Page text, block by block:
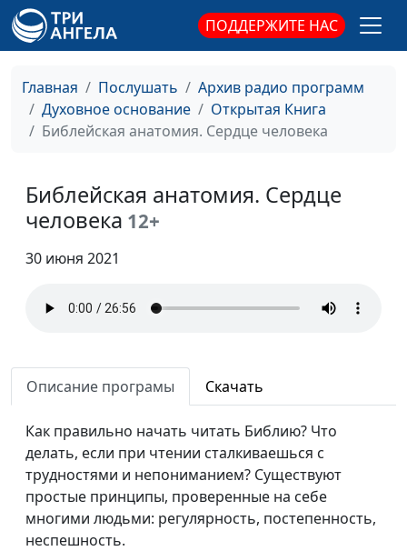
ПОДДЕРЖИТЕ НАС
Главная Послушать
Архив радио программ
Духовное основание
Открытая Книга
Библейская анатомия. Сердце человека
Библейская анатомия. Сердце
человека 12+
30 июня 2021
Описание програмы Скачать
Как правильно начать читать Библию? Что
делать, если при чтении сталкиваешься с
трудностями и непониманием? Существуют
простые принципы, проверенные на себе
многими людьми: регулярность, постепенность,
неспешность.
священнослужитель
дух
Сергей Никулин,
священнослужитель
Сила Божьего Слова
Юлия Синицына,
священнослужитель
Смертельный вирус
Как избавиться от
Юлия Синицына,
Библейская анатомия. Ноги
Юлия Синицына,
Андрей Довгель,
священнослужитель,
доктор богословии
Библейская анатомия.
Внутренности человека
Юлия Синицына,